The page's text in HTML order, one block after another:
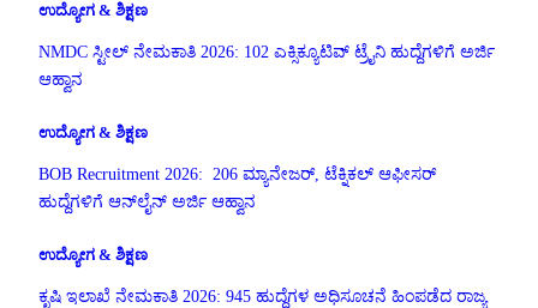
ಉದ್ಯೋಗ & ಶಿಕ್ಷಣ
NMDC ಸ್ಟೀಲ್ ನೇಮಕಾತಿ 2026: 102 ಎಕ್ಸಿಕ್ಯೂಟಿವ್ ಟ್ರೈನಿ ಹುದ್ದೆಗಳಿಗೆ ಅರ್ಜಿ
ಆಹ್ವಾನ
ಉದ್ಯೋಗ & ಶಿಕ್ಷಣ
BOB Recruitment 2026: 206 ಮ್ಯಾನೇಜರ್, ಟೆಕ್ನಿಕಲ್ ಆಫೀಸರ್
ಹುದ್ದೆಗಳಿಗೆ ಆನ್‌ಲೈನ್ ಅರ್ಜಿ ಆಹ್ವಾನ
ಉದ್ಯೋಗ & ಶಿಕ್ಷಣ
ಕೃಷಿ ಇಲಾಖೆ ನೇಮಕಾತಿ 2026: 945 ಹುದ್ದೆಗಳ ಅಧಿಸೂಚನೆ ಹಿಂಪಡೆದ ರಾಜ್ಯ